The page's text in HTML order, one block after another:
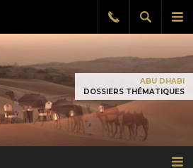
le
Afficher
la
Rappel
gratuit
ABU DHABI
DOSSIERS THÉMATIQUES